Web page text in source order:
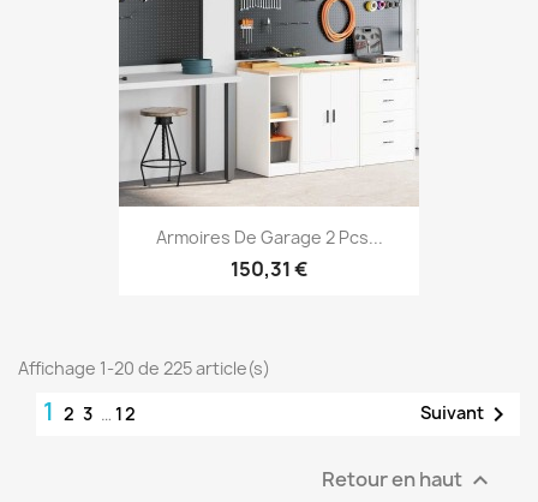
Armoires De Garage 2 Pcs...
150,31 €
Affichage 1-20 de 225 article(s)
1 2 3 … 12 Suivant 
Retour en haut 